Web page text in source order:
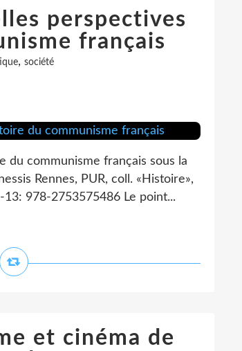
perspectives
français
, société
du communisme français sous la
Rennes, PUR, coll. «Histoire»,
978-2753575486 Le point...
et cinéma de